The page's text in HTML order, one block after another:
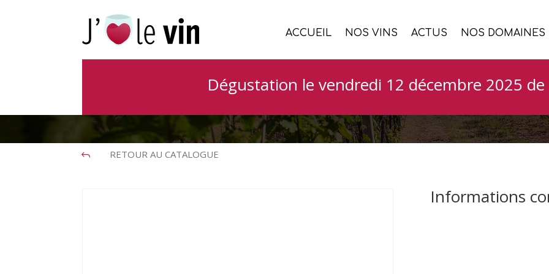
ACCUEIL NOS VINS ACTUS NOS DOMAINES
Dégustation le vendredi 12 décembre 2025 de
Vins offerts en dégustation
J RETOUR AU CATALOGUE
Informations